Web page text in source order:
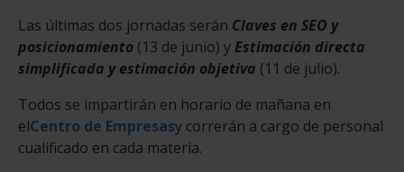
Las últimas dos jornadas serán Claves en SEO y
posicionamiento (13 de junio) yEstimación directa
simplificada y estimación objetiva (11 de julio).
Todos se impartirán en horario de mañana en
elCentro de Empresasy correrán a cargo de personal
cualificado en cada materia.